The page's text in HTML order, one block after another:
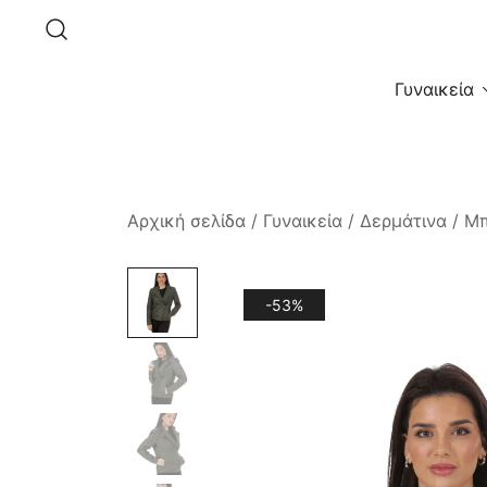
Γυναικεία
Αρχική σελίδα / Γυναικεία / Δερμάτινα /
-53%